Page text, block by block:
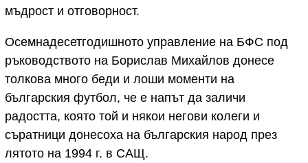
мъдрост и отговорност.
Осемнадесетгодишното управление на БФС под
ръководството на Борислав Михайлов донесе
толкова много беди и лоши моменти на
българския футбол, че е напът да заличи
радостта, която той и някои негови колеги и
съратници донесоха на българския народ през
лятото на 1994 г. в САЩ.